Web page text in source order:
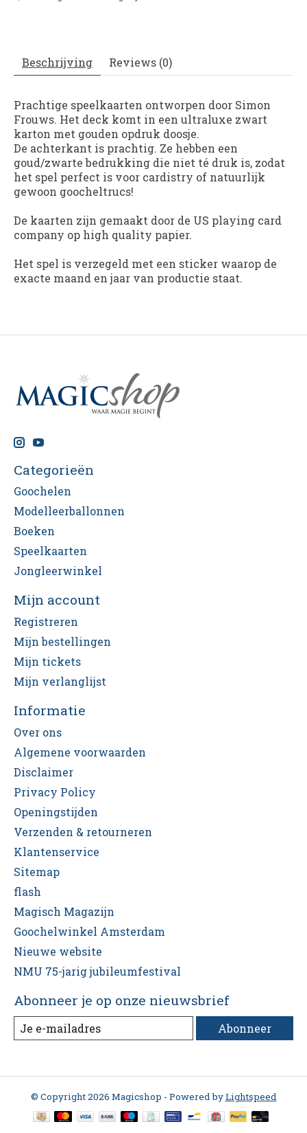
Beschrijving Reviews (0)
Prachtige speelkaarten ontworpen door Simon
Frouws. Het deck komt in een ultraluxe zwart
karton met gouden opdruk doosje.
De achterkant is prachtig. Ze hebben een
goud/zwarte bedrukking die niet té druk is, zodat
het spel perfect is voor cardistry of natuurlijk
gewoon goocheltrucs!
De kaarten zijn gemaakt door de US playing card
company op high quality papier.
Het spel is verzegeld met een sticker waarop de
exacte maand en jaar van productie staat.
Categorieën
Goochelen
Modelleerballonnen
Boeken
Speelkaarten
Jongleerwinkel
Mijn account
Registreren
Mijn bestellingen
Mijn tickets
Mijn verlanglijst
Informatie
Over ons
Algemene voorwaarden
Disclaimer
Privacy Policy
Openingstijden
Verzenden & retourneren
Klantenservice
Sitemap
flash
Magisch Magazijn
Goochelwinkel Amsterdam
Nieuwe website
NMU 75-jarig jubileumfestival
Abonneer je op onze nieuwsbrief
Abonneer
© Copyright 2026 Magicshop - Powered byLightspeed